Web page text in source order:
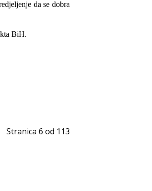
da se dobra
BiH.
Stranica 6 od 113